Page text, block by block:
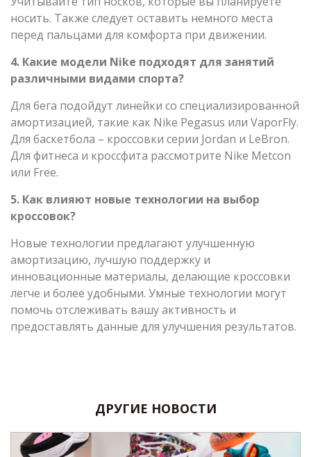
носить. Также следует оставить немного места
перед пальцами для комфорта при движении.
4. Какие модели Nike подходят для занятий
различными видами спорта?
Для бега подойдут линейки со специализированной
амортизацией, такие как Nike Pegasus или VaporFly.
Для баскетбола – кроссовки серии Jordan и LeBron.
Для фитнеса и кроссфита рассмотрите Nike Metcon
или Free.
5. Как влияют новые технологии на выбор
кроссовок?
Новые технологии предлагают улучшенную
амортизацию, лучшую поддержку и
инновационные материалы, делающие кроссовки
легче и более удобными. Умные технологии могут
помочь отслеживать вашу активность и
предоставлять данные для улучшения результатов.
ДРУГИЕ НОВОСТИ